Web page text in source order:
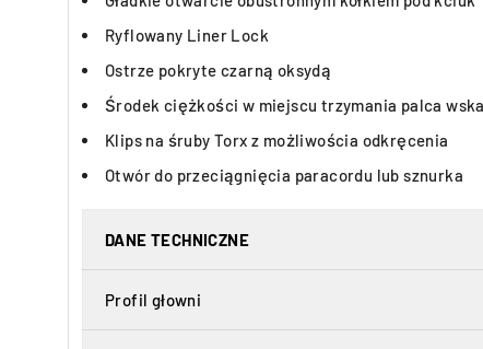
Ryflowany Liner Lock
Ostrze pokryte czarną oksydą
Środek ciężkości w miejscu trzymania palca
Klips na śruby Torx z możliwościa odkręcenia
Otwór do przeciągnięcia paracordu lub sznurka
DANE TECHNICZNE
Profil głowni